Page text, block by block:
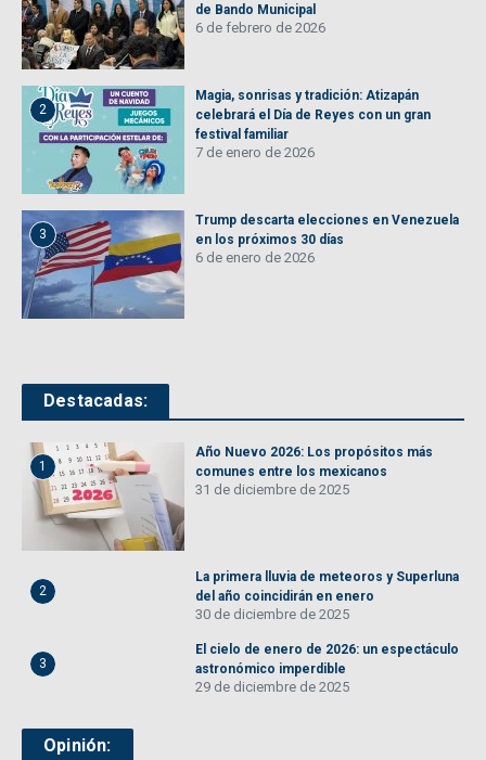
de Bando Municipal
6 de febrero de 2026
2
Magia, sonrisas y tradición: Atizapán
celebrará el Día de Reyes con un gran
festival familiar
7 de enero de 2026
3
Trump descarta elecciones en Venezuela
en los próximos 30 días
6 de enero de 2026
Destacadas:
1
Año Nuevo 2026: Los propósitos más
comunes entre los mexicanos
31 de diciembre de 2025
2
La primera lluvia de meteoros y Superluna
del año coincidirán en enero
30 de diciembre de 2025
3
El cielo de enero de 2026: un espectáculo
astronómico imperdible
29 de diciembre de 2025
Opinión: